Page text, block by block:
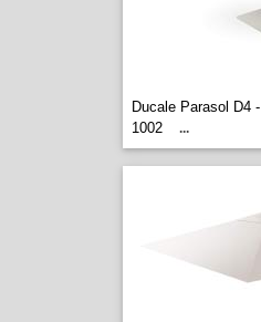
Ducale Parasol D4 -
1002
...